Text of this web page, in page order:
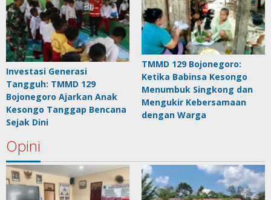
Investasi Generasi
Tangguh: TMMD 129
Bojonegoro Ajarkan Anak
Kesongo Tanggap Bencana
Sejak Dini
TMMD 129 Bojonegoro:
Ketika Babinsa Kesongo
Menumbuk Singkong dan
Mengukir Kebersamaan
dengan Warga
Opini